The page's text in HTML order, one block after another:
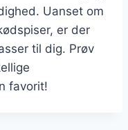
Uanset om
er der
til dig. Prøv
favorit!